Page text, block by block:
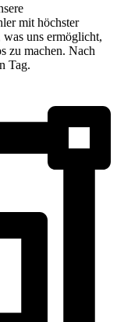
mit höchster
uns ermöglicht,
zu machen. Nach
Tag.